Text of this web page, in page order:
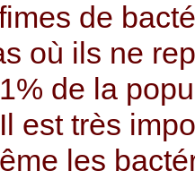
de
où ils ne
de la
est très
les